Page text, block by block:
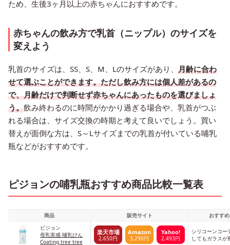
ため、生後3ヶ月以上の赤ちゃんにおすすめです。
赤ちゃんの飲み方で乳首（ニップル）のサイズを
変えよう
乳首のサイズは、SS、S、M、Lのサイズがあり、 月齢に合わ
せて選ぶことができます。ただし飲み方には個人差があるの
で、月齢だけで判断せず赤ちゃんにあったものを選びましょ
う。飲み終わるのに時間がかかり過ぎる場合や、乳首がつぶ
れる場合は、サイズ交換の時期と考えて良いでしょう。買い
替えが面倒な方は、S～Lサイズまでの乳首が付いている哺乳
瓶などがおすすめです。
ピジョンの哺乳瓶おすすめ商品比較一覧表
商品 販売サイト
おすす
ピジョン
母乳実感 哺乳びん
Coating tree tree
楽天市場
2,650円
Amazon
3,290円
Yahoo!
2,493円
シリコーンコー
してもガラスが